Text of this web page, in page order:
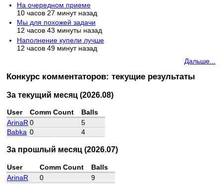
На очередном приеме
10 часов 27 минут назад
Мы для похожей задачи
12 часов 43 минуты назад
Наполнение купели лучше
12 часов 49 минут назад
Дальше...
Конкурс комментаторов: текущие результаты
За текущий месяц (2026.08)
User Comm Count
Balls
ArinaR 0
5
Babka 0 4
За прошлый месяц (2026.07)
User Comm Count
Balls
ArinaR
0
9